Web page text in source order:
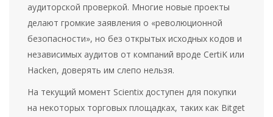
аудиторской проверкой. Многие новые проекты
делают громкие заявления о «революционной
безопасности», но без открытых исходных кодов и
независимых аудитов от компаний вроде CertiK или
Hacken, доверять им слепо нельзя.
На текущий момент Scientix доступен для покупки
на некоторых торговых площадках, таких как Bitget